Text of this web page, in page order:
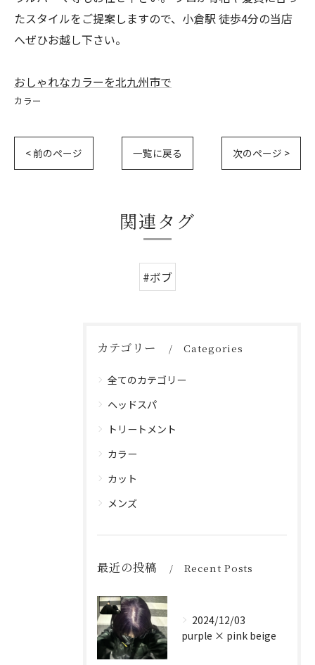
たスタイルをご提案しますので、小倉駅 徒歩4分の当店
へぜひお越し下さい。
おしゃれなカラーを北九州市で
カラー
< 前のページ 一覧に戻る 次のページ >
関連タグ
#ボブ
カテゴリー Categories
全てのカテゴリー
ヘッドスパ
トリートメント
カラー
カット
メンズ
最近の投稿 Recent Posts
2024/12/03
purple × pink beige